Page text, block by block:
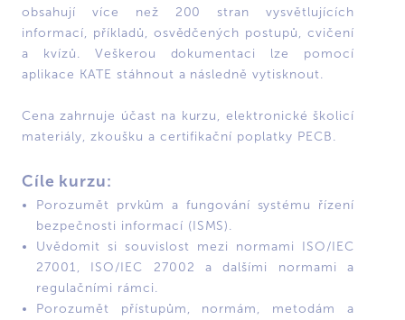
obsahují více než 200 stran vysvětlujících
informací, příkladů, osvědčených postupů, cvičení
a kvízů. Veškerou dokumentaci lze pomocí
aplikace KATE stáhnout a následně vytisknout.
Cena zahrnuje účast na kurzu, elektronické školicí
materiály, zkoušku a certifikační poplatky PECB.
Cíle kurzu:
Porozumět prvkům a fungování systému řízení
bezpečnosti informací (ISMS).
Uvědomit si souvislost mezi normami ISO/IEC
27001, ISO/IEC 27002 a dalšími normami a
regulačními rámci.
Porozumět přístupům, normám, metodám a